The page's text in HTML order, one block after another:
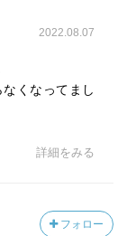
2022.08.07
くなってまし
詳細をみる
フォロー